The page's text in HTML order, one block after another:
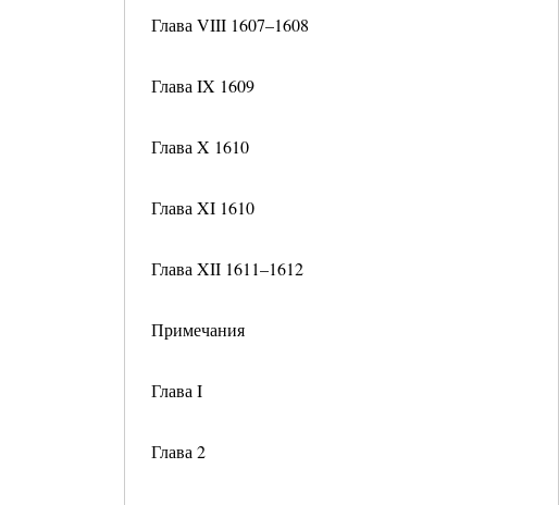
Глава VIII 1607–1608
Глава IX 1609
Глава X 1610
Глава XI 1610
Глава XII 1611–1612
Примечания
Глава I
Глава 2